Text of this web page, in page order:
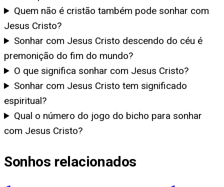
Quem não é cristão também pode sonhar com
Jesus Cristo?
Sonhar com Jesus Cristo descendo do céu é
premonição do fim do mundo?
O que significa sonhar com Jesus Cristo?
Sonhar com Jesus Cristo tem significado
espiritual?
Qual o número do jogo do bicho para sonhar
com Jesus Cristo?
Sonhos relacionados